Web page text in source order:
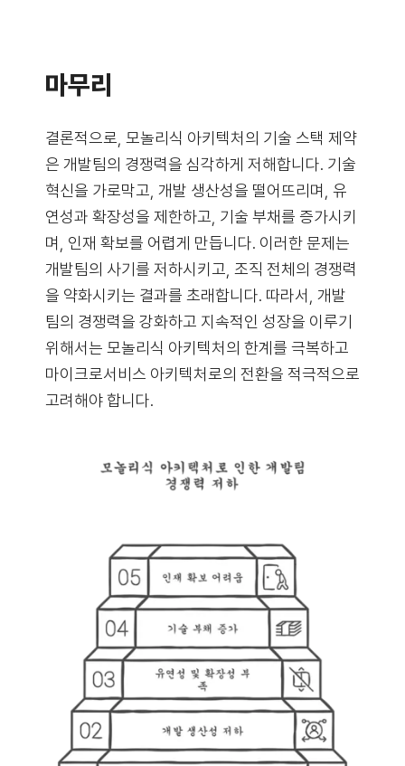
마무리
결론적으로, 모놀리식 아키텍처의 기술 스택 제약
은 개발팀의 경쟁력을 심각하게 저해합니다. 기술
혁신을 가로막고, 개발 생산성을 떨어뜨리며, 유
연성과 확장성을 제한하고, 기술 부채를 증가시키
며, 인재 확보를 어렵게 만듭니다. 이러한 문제는
개발팀의 사기를 저하시키고, 조직 전체의 경쟁력
을 약화시키는 결과를 초래합니다. 따라서, 개발
팀의 경쟁력을 강화하고 지속적인 성장을 이루기
위해서는 모놀리식 아키텍처의 한계를 극복하고
마이크로서비스 아키텍처로의 전환을 적극적으로
고려해야 합니다.